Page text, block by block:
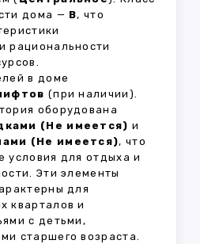
дома — B, что
рациональности
в доме
(при наличии).
оборудована
(Не имеется) и
(Не имеется), что
условия для отдыха и
Эти элементы
для
кварталов и
с детьми,
старшего возраста.